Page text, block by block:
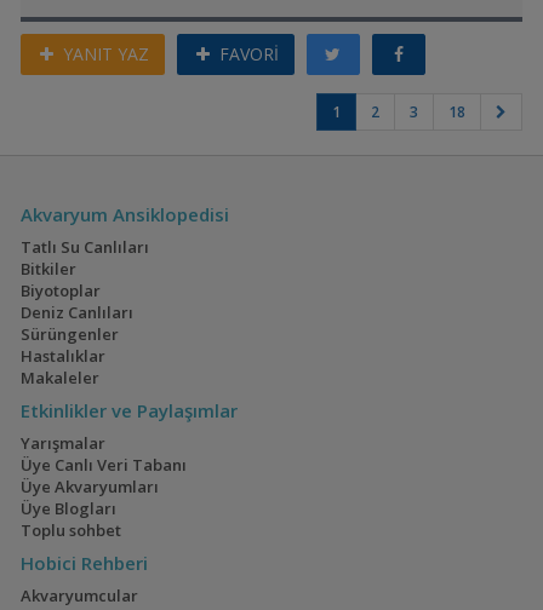
YANIT YAZ FAVORİ
1 2 3 18
Akvaryum Ansiklopedisi
Tatlı Su Canlıları
Bitkiler
Biyotoplar
Deniz Canlıları
Sürüngenler
Hastalıklar
Makaleler
Etkinlikler ve Paylaşımlar
Yarışmalar
Üye Canlı Veri Tabanı
Üye Akvaryumları
Üye Blogları
Toplu sohbet
Hobici Rehberi
Akvaryumcular